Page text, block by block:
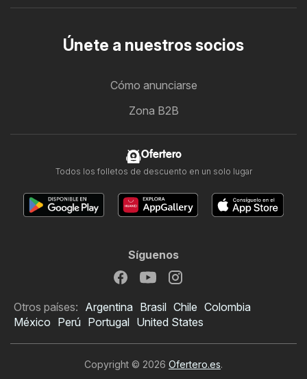
Únete a nuestros socios
Cómo anunciarse
Zona B2B
Ofertero
Todos los folletos de descuento en un solo lugar
Síguenos
Otros países: Argentina Brasil Chile Colombia
México Perú Portugal United States
Copyright © 2026 Ofertero.es.